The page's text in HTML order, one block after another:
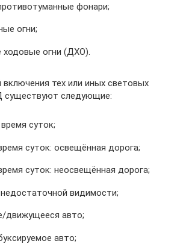
фонари;
огни;
ходовые огни (ДХО).
включения тех или иных световых
существуют следующие:
суток;
суток: освещённая дорога;
суток: неосвещённая дорога;
видимости;
движущееся авто;
авто;